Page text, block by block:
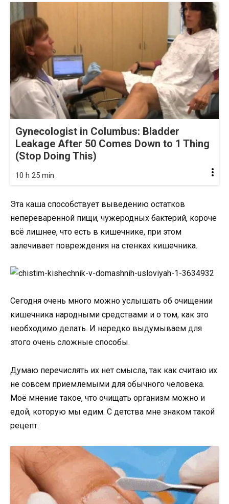
Gynecologist in Columbus: Bladder
Leakage After 50 Comes Down to 1 Thing
(Stop Doing This)
10 h 25 min
Эта каша способствует выведению остатков
непереваренной пищи, чужеродных бактерий, короче
всё лишнее, что есть в кишечнике, при этом
залечивает повреждения на стенках кишечника.
Сегодня очень много можно услышать об очищении
кишечника народными средствами и о том, как это
необходимо делать. И нередко выдумываем для
этого очень сложные способы.
Думаю перечислять их нет смысла, так как считаю их
не совсем приемлемыми для обычного человека.
Моё мнение такое, что очищать организм можно и
едой, которую мы едим. С детства мне знаком такой
рецепт.